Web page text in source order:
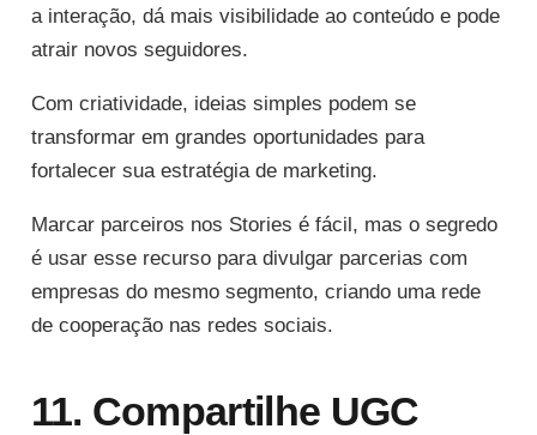
a interação, dá mais visibilidade ao conteúdo e pode
atrair novos seguidores.
Com criatividade, ideias simples podem se
transformar em grandes oportunidades para
fortalecer sua estratégia de marketing.
Marcar parceiros nos Stories é fácil, mas o segredo
é usar esse recurso para divulgar parcerias com
empresas do mesmo segmento, criando uma rede
de cooperação nas redes sociais.
11. Compartilhe UGC